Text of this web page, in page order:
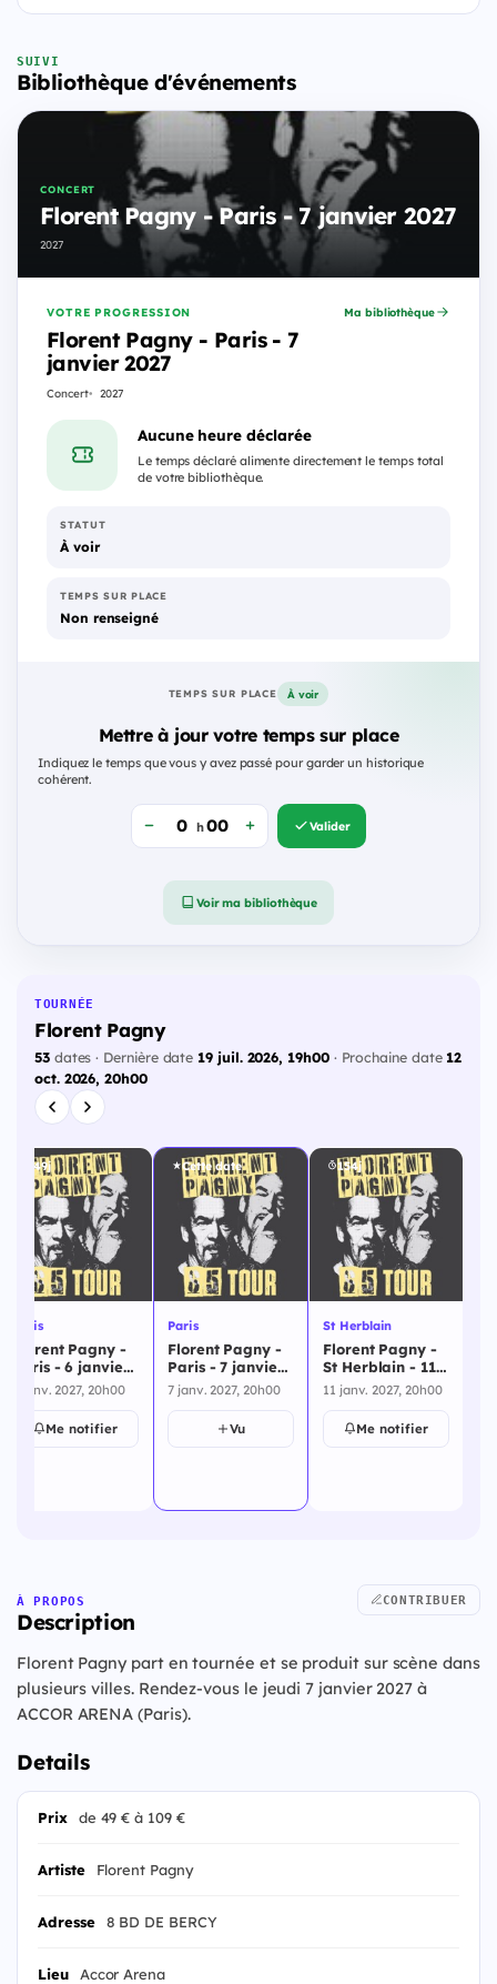
SUIVI
Bibliothèque d'événements
CONCERT
Florent Pagny - Paris - 7 janvier 2027
2027
VOTRE PROGRESSION
Florent Pagny - Paris - 7
janvier 2027
Concert 2027
Ma bibliothèque
Aucune heure déclarée
Le temps déclaré alimente directement le temps total
de votre bibliothèque.
STATUT
À voir
TEMPS SUR PLACE
Non renseigné
TEMPS SUR PLACE À voir
Mettre à jour votre temps sur place
Indiquez le temps que vous y avez passé pour garder un historique
cohérent.
h Valider
Voir ma bibliothèque
TOURNÉE
Florent Pagny
53dates · Dernière date 19 juil. 2026, 19h00· Prochaine date 12
oct. 2026, 20h00
149j
Paris
Florent Pagny -
Paris - 6 janvier
2027
6 janv. 2027, 20h00
Me notifier
Cette date
Paris
Florent Pagny -
Paris - 7 janvier
2027
7 janv. 2027, 20h00
Vu
154j
St Herblain
Florent Pagny -
St Herblain - 11
janvier 2027
11 janv. 2027, 20h00
Me notifier
À PROPOS
Description
CONTRIBUER
Florent Pagny part en tournée et se produit sur scène dans
plusieurs villes. Rendez-vous le jeudi 7 janvier 2027 à
ACCOR ARENA (Paris).
Details
Prix de 49 € à 109 €
Artiste Florent Pagny
Adresse 8 BD DE BERCY
Lieu Accor Arena